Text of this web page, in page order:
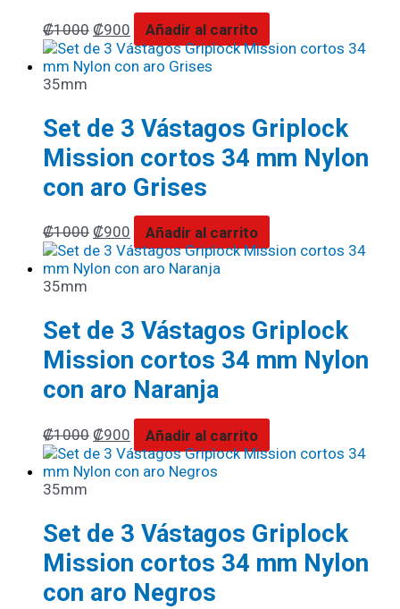
₡1000 ₡900 Añadir al carrito
35mm
Set de 3 Vástagos Griplock
Mission cortos 34 mm Nylon
con aro Grises
₡1000 ₡900 Añadir al carrito
35mm
Set de 3 Vástagos Griplock
Mission cortos 34 mm Nylon
con aro Naranja
₡1000 ₡900 Añadir al carrito
35mm
Set de 3 Vástagos Griplock
Mission cortos 34 mm Nylon
con aro Negros